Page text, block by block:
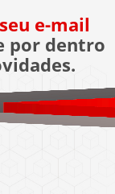
e-mail
por dentro